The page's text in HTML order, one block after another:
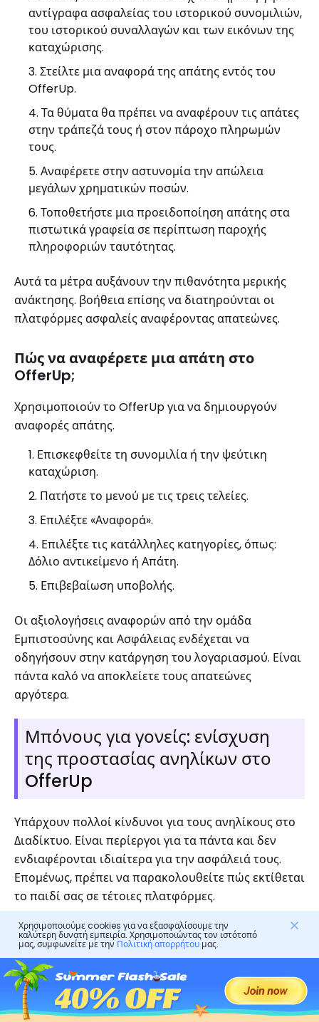
αντίγραφα ασφαλείας του ιστορικού συνομιλιών,
του ιστορικού συναλλαγών και των εικόνων της
καταχώρισης.
Στείλτε μια αναφορά της απάτης εντός του
OfferUp.
Τα θύματα θα πρέπει να αναφέρουν τις απάτες
στην τράπεζά τους ή στον πάροχο πληρωμών
τους.
Αναφέρετε στην αστυνομία την απώλεια
μεγάλων χρηματικών ποσών.
Τοποθετήστε μια προειδοποίηση απάτης στα
πιστωτικά γραφεία σε περίπτωση παροχής
πληροφοριών ταυτότητας.
Αυτά τα μέτρα αυξάνουν την πιθανότητα μερικής
ανάκτησης. βοήθεια επίσης να διατηρούνται οι
πλατφόρμες ασφαλείς αναφέροντας απατεώνες.
Πώς να αναφέρετε μια απάτη στο
OfferUp;
Χρησιμοποιούν το OfferUp για να δημιουργούν
αναφορές απάτης.
Επισκεφθείτε τη συνομιλία ή την ψεύτικη
καταχώριση.
Πατήστε το μενού με τις τρεις τελείες.
Επιλέξτε «Αναφορά».
Επιλέξτε τις κατάλληλες κατηγορίες, όπως:
Δόλιο αντικείμενο ή Απάτη.
Επιβεβαίωση υποβολής.
Οι αξιολογήσεις αναφορών από την ομάδα
Εμπιστοσύνης και Ασφάλειας ενδέχεται να
οδηγήσουν στην κατάργηση του λογαριασμού. Είναι
πάντα καλό να αποκλείετε τους απατεώνες
αργότερα.
Μπόνους για γονείς: ενίσχυση
της προστασίας ανηλίκων στο
OfferUp
Υπάρχουν πολλοί κίνδυνοι για τους ανηλίκους στο
Διαδίκτυο. Είναι περίεργοι για τα πάντα και δεν
ενδιαφέρονται ιδιαίτερα για την ασφάλειά τους.
Επομένως, πρέπει να παρακολουθείτε πώς εκτίθεται
το παιδί σας σε τέτοιες πλατφόρμες.
Το καλύτερο που μπορείτε να κάνετε είναι να
βασιστείτε σε εργαλεία γονικού ελέγχου. Μία από
τις καλύτερες επιλογές αυτή τη στιγμή είναι
FlashGet Kids. Αυτή η εφαρμογή μπορεί βοήθεια
τους ανηλίκους να παραμείνουν ασφαλείς στο
Χρησιμοποιούμε cookies για να εξασφαλίσουμε την
καλύτερη δυνατή εμπειρία. Χρησιμοποιώντας τον ιστότοπό
μας, συμφωνείτε με την Πολιτική απορρήτουμας.